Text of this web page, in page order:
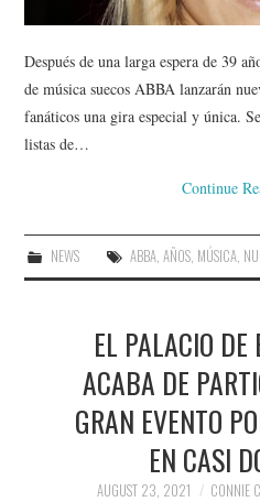
Después de una larga espera de 39
de música suecos ABBA lanzarán
fanáticos una gira especial y única.
listas de…
Continue
NEWS ABBA, AÑOS, MÚSICA,
EL PALACIO
ACABA DE
GRAN EVENTO
EN CASI
AUGUST 23, 2021 CONNIE